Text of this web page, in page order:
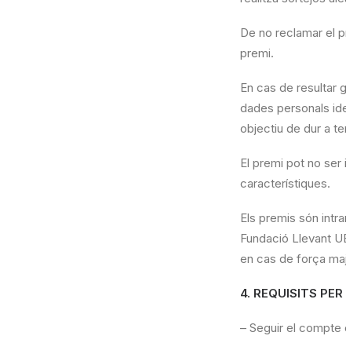
De no reclamar el
premi.
En cas de resultar
dades personals
objectiu de dur a
El premi pot no ser
característiques.
Els premis són
Fundació Llevant
en cas de força
4. REQUISITS
– Seguir el compte